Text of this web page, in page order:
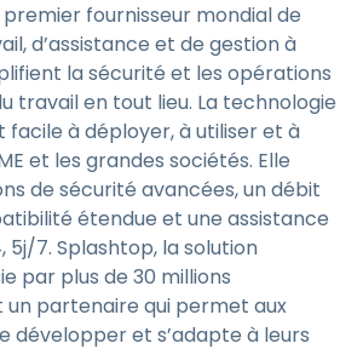
fournisseur mondial de
d’assistance et de gestion à
la sécurité et les opérations
travail en tout lieu. La technologie
facile à déployer, à utiliser et à
et les grandes sociétés. Elle
de sécurité avancées, un débit
étendue et une assistance
7. Splashtop, la solution
par plus de 30 millions
un partenaire qui permet aux
développer et s’adapte à leurs